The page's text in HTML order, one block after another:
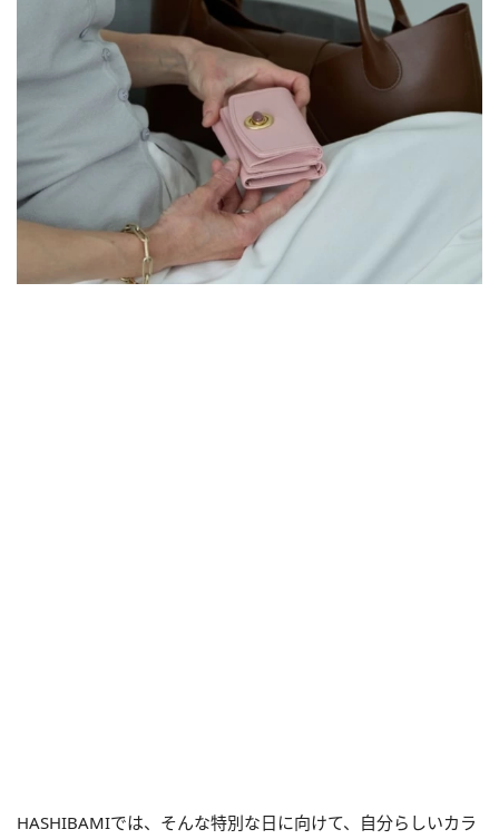
HASHIBAMIでは、そんな特別な日に向けて、自分らしいカラ